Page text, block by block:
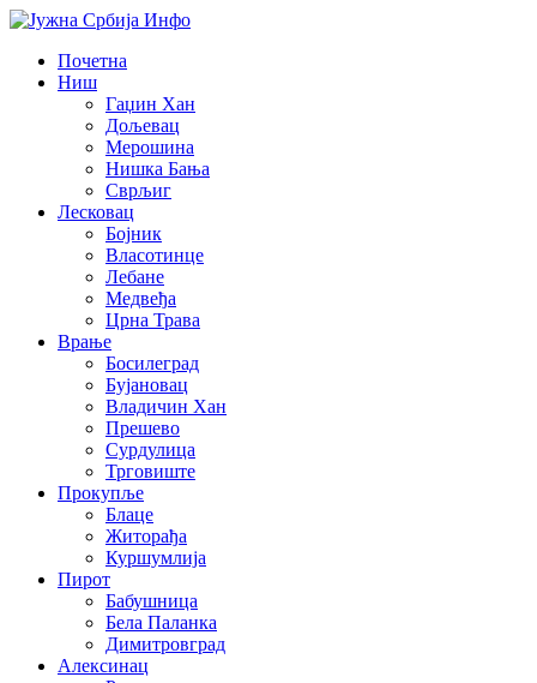
Почетна
Ниш
Гаџин Хан
Дољевац
Мерошина
Нишка Бања
Сврљиг
Лесковац
Бојник
Власотинце
Лебане
Медвеђа
Црна Трава
Врање
Босилеград
Бујановац
Владичин Хан
Прешево
Сурдулица
Трговиште
Прокупље
Блаце
Житорађа
Куршумлија
Пирот
Бабушница
Бела Паланка
Димитровград
Алексинац